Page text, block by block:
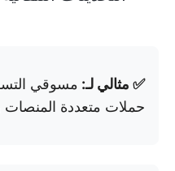
✅ مثالي لـ: مسوقي
حملات متعددة المنصات